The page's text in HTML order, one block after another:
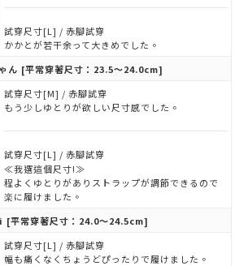
試穿尺寸[L] / 赤腳試穿
かかとが若干余って大きめでした。
ん [平常穿著尺寸：23.5～24.0cm]
試穿尺寸[M] / 赤腳試穿
もう少しゆとりが欲しい尺寸感でした。
試穿尺寸[L] / 赤腳試穿
≪我選這個尺寸!≫
程よくゆとりがありストラップが調節できるので
楽に履けました。
[平常穿著尺寸：24.0～24.5cm]
試穿尺寸[L] / 赤腳試穿
幅も痛くなくちょうどぴったりで履けました。